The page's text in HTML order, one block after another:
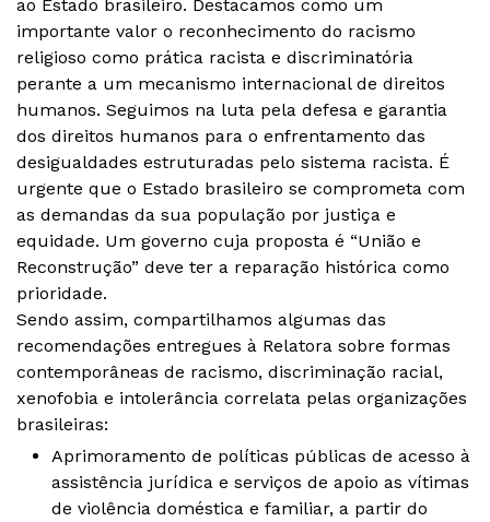
ao Estado brasileiro. Destacamos como um
importante valor o reconhecimento do racismo
religioso como prática racista e discriminatória
perante a um mecanismo internacional de direitos
humanos. Seguimos na luta pela defesa e garantia
dos direitos humanos para o enfrentamento das
desigualdades estruturadas pelo sistema racista. É
urgente que o Estado brasileiro se comprometa com
as demandas da sua população por justiça e
equidade. Um governo cuja proposta é “União e
Reconstrução” deve ter a reparação histórica como
prioridade.
Sendo assim, compartilhamos algumas das
recomendações entregues à Relatora sobre formas
contemporâneas de racismo, discriminação racial,
xenofobia e intolerância correlata pelas organizações
brasileiras:
Aprimoramento de políticas públicas de acesso à
assistência jurídica e serviços de apoio as vítimas
de violência doméstica e familiar, a partir do